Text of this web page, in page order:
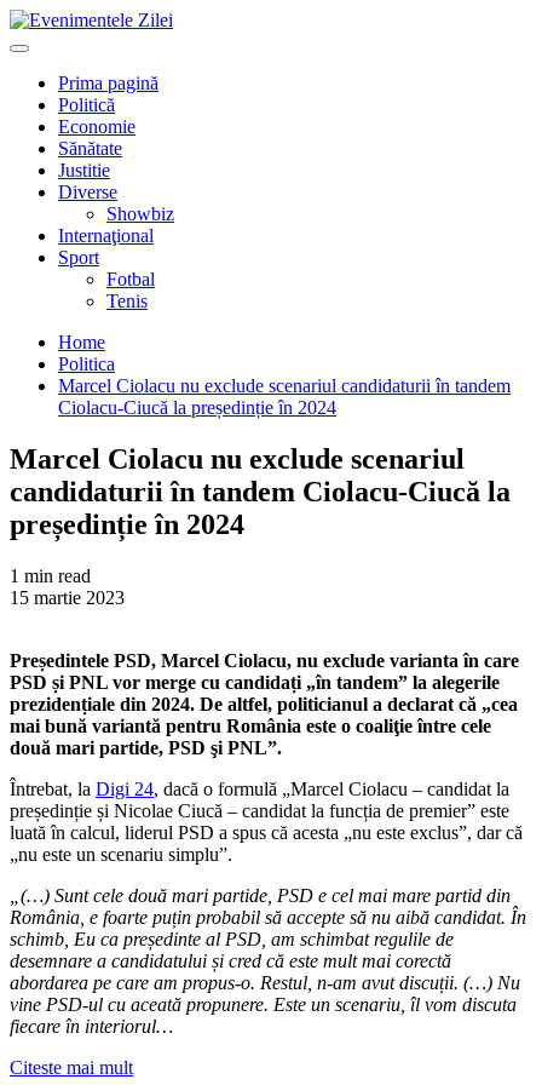
Mergi
la
Primary
Prima pagină
Politică
Economie
Sănătate
Justitie
Diverse
Showbiz
Internaţional
Sport
Fotbal
Tenis
Home
Politica
Marcel Ciolacu nu exclude scenariul candidaturii în tandem
Ciolacu-Ciucă la președinție în 2024
Marcel Ciolacu nu exclude scenariul
candidaturii în tandem Ciolacu-Ciucă la
președinție în 2024
1 min read
15 martie 2023
Președintele PSD, Marcel Ciolacu, nu exclude varianta în care
PSD și PNL vor merge cu candidați „în tandem” la alegerile
prezidențiale din 2024. De altfel, politicianul a declarat că „cea
mai bună variantă pentru România este o coaliţie între cele
două mari partide, PSD şi PNL”.
Întrebat, la Digi 24, dacă o formulă „Marcel Ciolacu – candidat la
președinție și Nicolae Ciucă – candidat la funcția de premier” este
luată în calcul, liderul PSD a spus că acesta „nu este exclus”, dar că
„nu este un scenariu simplu”.
„(…) Sunt cele două mari partide, PSD e cel mai mare partid din
România, e foarte puțin probabil să accepte să nu aibă candidat. În
schimb, Eu ca președinte al PSD, am schimbat regulile de
desemnare a candidatului și cred că este mult mai corectă
abordarea pe care am propus-o. Restul, n-am avut discuții. (…) Nu
vine PSD-ul cu aceată propunere. Este un scenariu, îl vom discuta
fiecare în interiorul…
Citeste mai mult